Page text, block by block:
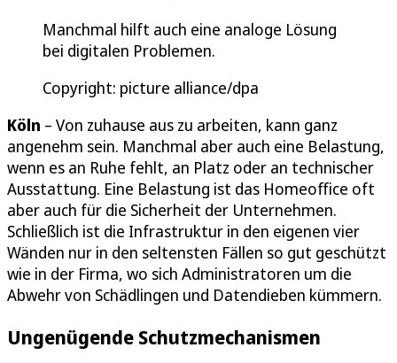
Manchmal hilft auch eine analoge Lösung
bei digitalen Problemen.
Copyright: picture alliance/dpa
Köln – Von zuhause aus zu arbeiten, kann ganz
angenehm sein. Manchmal aber auch eine Belastung,
wenn es an Ruhe fehlt, an Platz oder an technischer
Ausstattung. Eine Belastung ist das Homeoffice oft
aber auch für die Sicherheit der Unternehmen.
Schließlich ist die Infrastruktur in den eigenen vier
Wänden nur in den seltensten Fällen so gut geschützt
wie in der Firma, wo sich Administratoren um die
Abwehr von Schädlingen und Datendieben kümmern.
Ungenügende Schutzmechanismen